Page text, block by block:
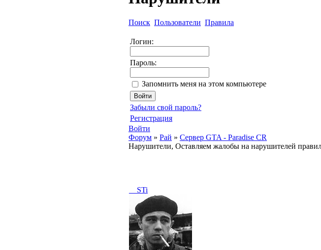
Поиск Пользователи Правила
Логин:
Пароль:
Запомнить меня на этом компьютере
Забыли свой пароль?
Регистрация
Войти
Форум » Рай » Сервер GTA - Paradise CR
Нарушители, Оставляем жалобы на нарушителей правил
__STi